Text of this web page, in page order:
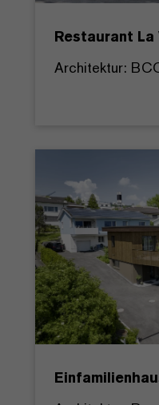
Restaurant La
Architektur: